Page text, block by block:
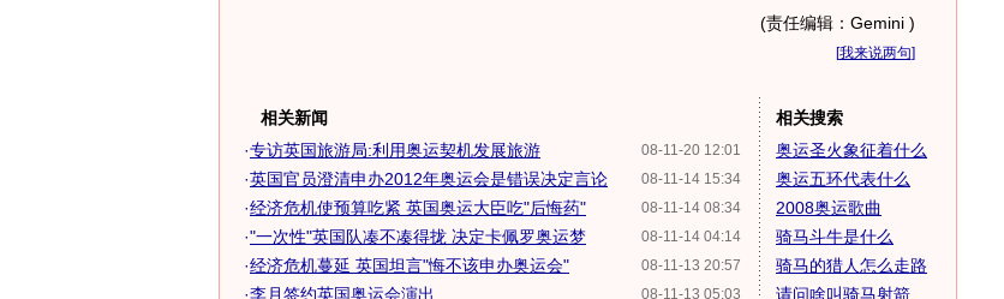
(责任编辑：Gemini )
[我来说两句]
相关新闻
08-11-20 12:01
·专访英国旅游局:利用奥运契机发展旅游
08-11-14 15:34
·英国官员澄清申办2012年奥运会是错误决定言论
08-11-14 08:34
·经济危机使预算吃紧 英国奥运大臣吃"后悔药"
08-11-14 04:14
·"一次性"英国队凑不凑得拢 决定卡佩罗奥运梦
08-11-13 20:57
·经济危机蔓延 英国坦言"悔不该申办奥运会"
08-11-13 05:03
·李月签约英国奥运会演出
相关搜索
奥运圣火象征着什么
奥运五环代表什么
2008奥运歌曲
骑马斗牛是什么
骑马的猎人怎么走路
请问啥叫骑马射箭